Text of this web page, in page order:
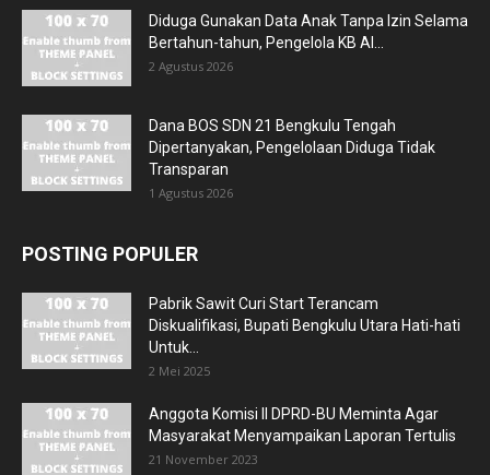
Diduga Gunakan Data Anak Tanpa Izin Selama
Bertahun-tahun, Pengelola KB Al...
2 Agustus 2026
Dana BOS SDN 21 Bengkulu Tengah
Dipertanyakan, Pengelolaan Diduga Tidak
Transparan
1 Agustus 2026
POSTING POPULER
Pabrik Sawit Curi Start Terancam
Diskualifikasi, Bupati Bengkulu Utara Hati-hati
Untuk...
2 Mei 2025
Anggota Komisi II DPRD-BU Meminta Agar
Masyarakat Menyampaikan Laporan Tertulis
21 November 2023